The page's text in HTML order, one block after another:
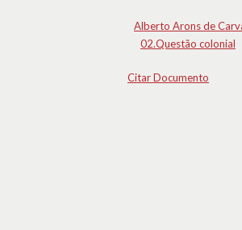
Alberto Arons de
02.Questão colonial
Citar Documento